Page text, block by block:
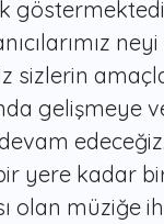
sizlerin
gelişmeye
yere kadar
olan müziğe